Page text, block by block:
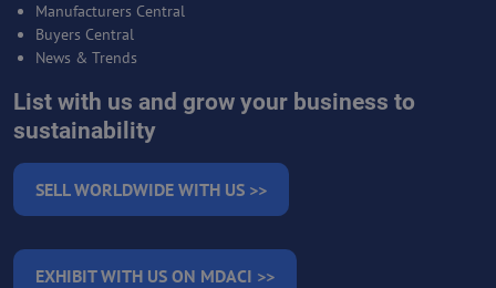
Manufacturers Central
Buyers Central
News & Trends
List with us and grow your business to
sustainability
SELL WORLDWIDE WITH US >>
EXHIBIT WITH US ON MDACI >>